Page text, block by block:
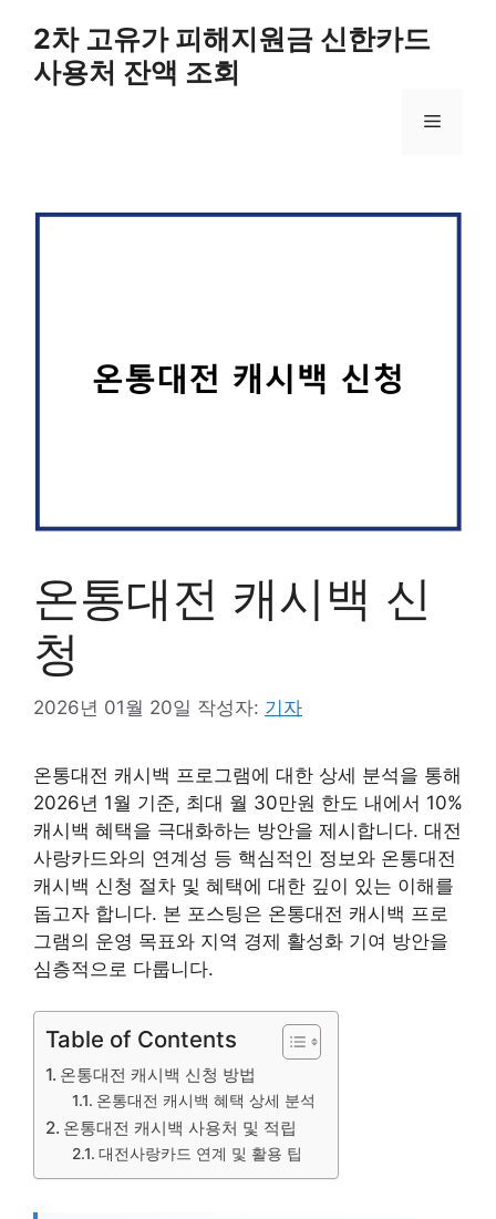
2차 고유가 피해지원금 신한카드
사용처 잔액 조회
메
온통대전 캐시백 신
청
2026년 01월 20일 작성자: 기자
온통대전 캐시백 프로그램에 대한 상세 분석을 통해
2026년 1월 기준, 최대 월 30만원 한도 내에서 10%
캐시백 혜택을 극대화하는 방안을 제시합니다. 대전
사랑카드와의 연계성 등 핵심적인 정보와 온통대전
캐시백 신청 절차 및 혜택에 대한 깊이 있는 이해를
돕고자 합니다. 본 포스팅은 온통대전 캐시백 프로
그램의 운영 목표와 지역 경제 활성화 기여 방안을
심층적으로 다룹니다.
Table of Contents
온통대전 캐시백 신청 방법
온통대전 캐시백 혜택 상세 분석
온통대전 캐시백 사용처 및 적립
대전사랑카드 연계 및 활용 팁